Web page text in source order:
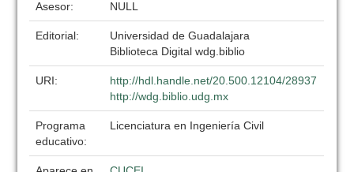
Asesor: NULL
Editorial:
Universidad de Guadalajara
Biblioteca Digital wdg.biblio
URI:
http://hdl.handle.net/20.500.12104/28937
http://wdg.biblio.udg.mx
Programa
educativo:
Licenciatura en Ingeniería Civil